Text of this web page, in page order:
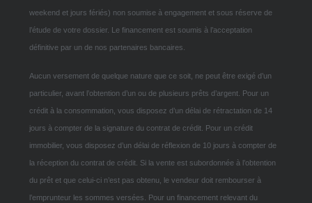
weekend et jours fériés) non soumise à engagement et sous réserve de
l’étude de votre dossier. Le financement est soumis à l’acceptation
définitive par un de nos partenaires bancaires.
Aucun versement de quelque nature que ce soit, ne peut être exigé d’un
particulier, avant l’obtention d’un ou de plusieurs prêts d’argent. Pour un
crédit à la consommation, vous disposez d’un délai de rétractation de 14
jours à compter de la signature du contrat de crédit. Pour un crédit
immobilier, vous disposez d’un délai de réflexion de 10 jours à compter de
la réception du contrat de crédit. Si la vente est subordonnée à l’obtention
du prêt et que celui-ci n’est pas obtenu, le vendeur doit rembourser à
l’emprunteur les sommes versées. Pour un financement relevant du